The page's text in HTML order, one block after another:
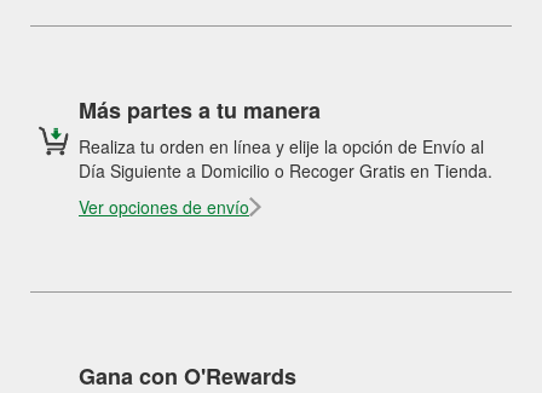
Más partes a tu manera
Realiza tu orden en línea y elije la opción de Envío al
Día Siguiente a Domicilio o Recoger Gratis en Tienda.
Ver opciones de envío
Gana con O'Rewards